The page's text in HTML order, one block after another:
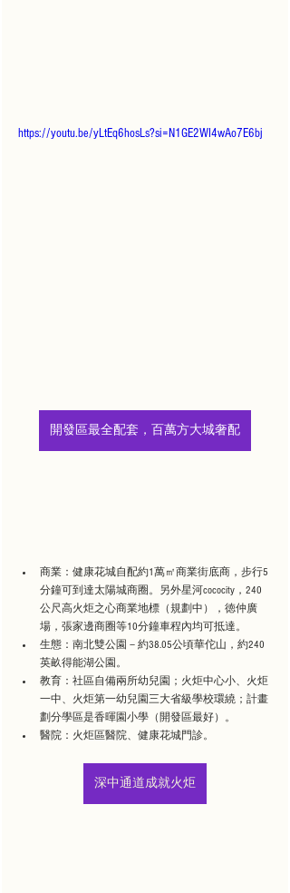
https://youtu.be/yLtEq6hosLs?si=N1GE2WI4wAo7E6bj
開發區最全配套，百萬方大城奢配
商業：健康花城自配約1萬㎡商業街底商，步行5
分鐘可到達太陽城商圈。另外星河cococity，240
公尺高火炬之心商業地標（規劃中），徳仲廣
場，張家邊商圈等10分鐘車程內均可抵達。
生態：南北雙公園－約38.05公頃華佗山，約240
英畝得能湖公園。
教育：社區自備兩所幼兒園；火炬中心小、火炬
一中、火炬第一幼兒園三大省級學校環繞；計畫
劃分學區是香暉園小學（開發區最好）。
醫院：火炬區醫院、健康花城門診。
深中通道成就火炬